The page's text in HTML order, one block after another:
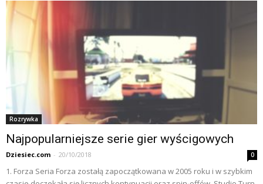
Rozrywka
Najpopularniejsze serie gier wyścigowych
Dziesiec.com - 20/10/2018 0
1. Forza Seria Forza zostałą zapoczątkowana w 2005 roku i w szybkim